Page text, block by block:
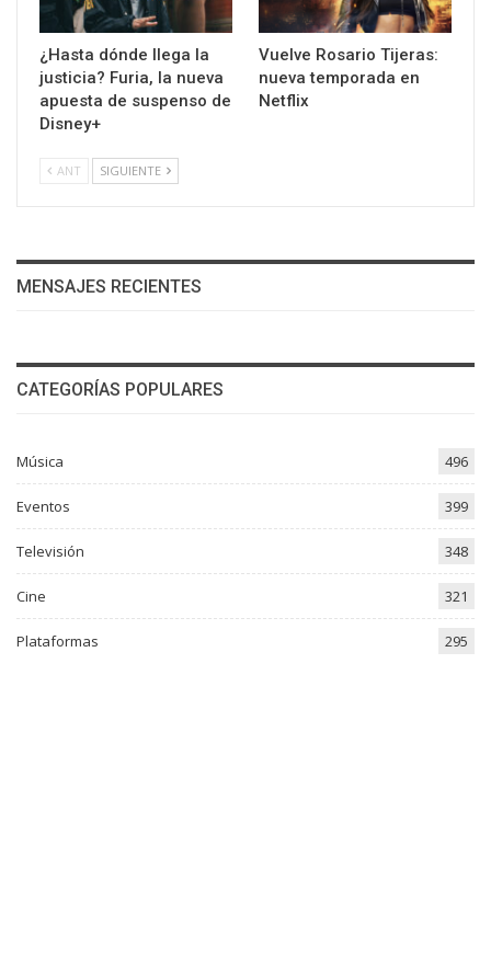
¿Hasta dónde llega la
justicia? Furia, la nueva
apuesta de suspenso de
Disney+
Vuelve Rosario Tijeras:
nueva temporada en
Netflix
ANT SIGUIENTE
MENSAJES RECIENTES
CATEGORÍAS POPULARES
Música 496
Eventos 399
Televisión 348
Cine 321
Plataformas 295